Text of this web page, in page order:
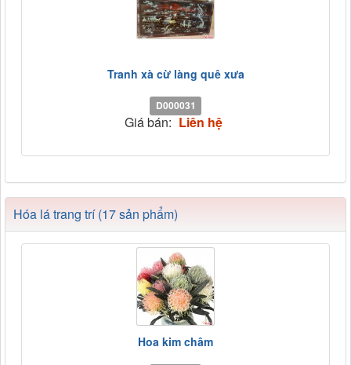
Tranh xà cừ làng quê xưa
D000031
Giá bán: Liên hệ
Hóa lá trang trí (17 sản phẩm)
Hoa kim châm